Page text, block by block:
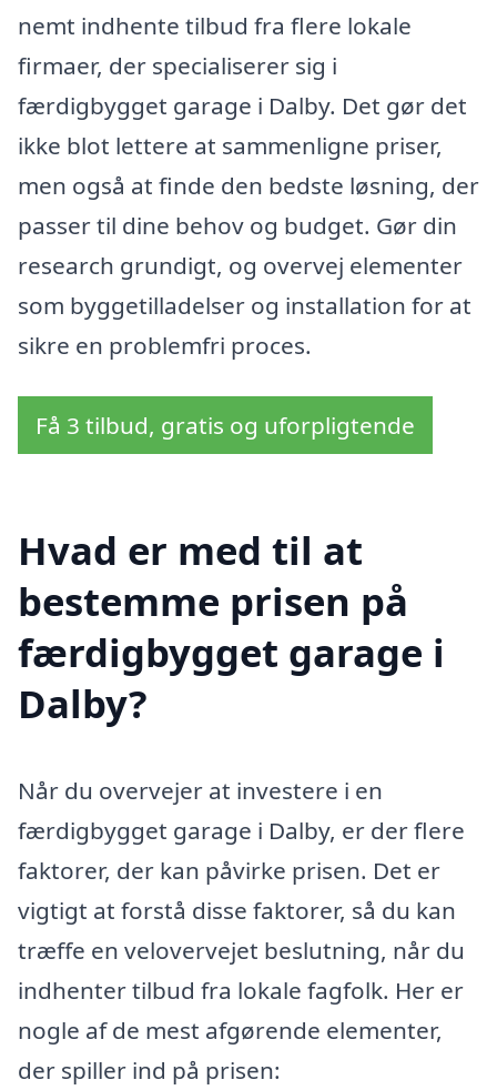
nemt indhente tilbud fra flere lokale
firmaer, der specialiserer sig i
færdigbygget garage i Dalby. Det gør det
ikke blot lettere at sammenligne priser,
men også at finde den bedste løsning, der
passer til dine behov og budget. Gør din
research grundigt, og overvej elementer
som byggetilladelser og installation for at
sikre en problemfri proces.
Få 3 tilbud, gratis og uforpligtende
Hvad er med til at
bestemme prisen på
færdigbygget garage i
Dalby?
Når du overvejer at investere i en
færdigbygget garage i Dalby, er der flere
faktorer, der kan påvirke prisen. Det er
vigtigt at forstå disse faktorer, så du kan
træffe en velovervejet beslutning, når du
indhenter tilbud fra lokale fagfolk. Her er
nogle af de mest afgørende elementer,
der spiller ind på prisen: